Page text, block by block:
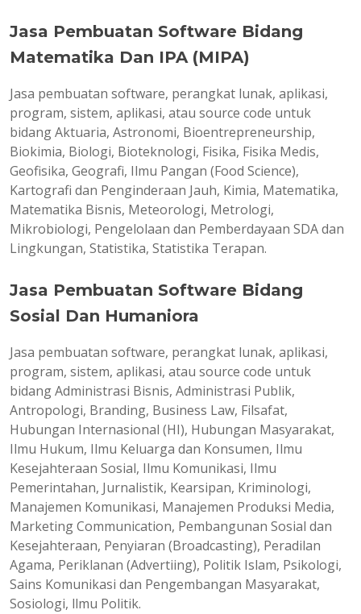
Jasa Pembuatan Software Bidang
Matematika Dan IPA (MIPA)
Jasa pembuatan software, perangkat lunak, aplikasi,
program, sistem, aplikasi, atau source code untuk
bidang Aktuaria, Astronomi, Bioentrepreneurship,
Biokimia, Biologi, Bioteknologi, Fisika, Fisika Medis,
Geofisika, Geografi, Ilmu Pangan (Food Science),
Kartografi dan Penginderaan Jauh, Kimia, Matematika,
Matematika Bisnis, Meteorologi, Metrologi,
Mikrobiologi, Pengelolaan dan Pemberdayaan SDA dan
Lingkungan, Statistika, Statistika Terapan.
Jasa Pembuatan Software Bidang
Sosial Dan Humaniora
Jasa pembuatan software, perangkat lunak, aplikasi,
program, sistem, aplikasi, atau source code untuk
bidang Administrasi Bisnis, Administrasi Publik,
Antropologi, Branding, Business Law, Filsafat,
Hubungan Internasional (HI), Hubungan Masyarakat,
Ilmu Hukum, Ilmu Keluarga dan Konsumen, Ilmu
Kesejahteraan Sosial, Ilmu Komunikasi, Ilmu
Pemerintahan, Jurnalistik, Kearsipan, Kriminologi,
Manajemen Komunikasi, Manajemen Produksi Media,
Marketing Communication, Pembangunan Sosial dan
Kesejahteraan, Penyiaran (Broadcasting), Peradilan
Agama, Periklanan (Advertiing), Politik Islam, Psikologi,
Sains Komunikasi dan Pengembangan Masyarakat,
Sosiologi, llmu Politik.